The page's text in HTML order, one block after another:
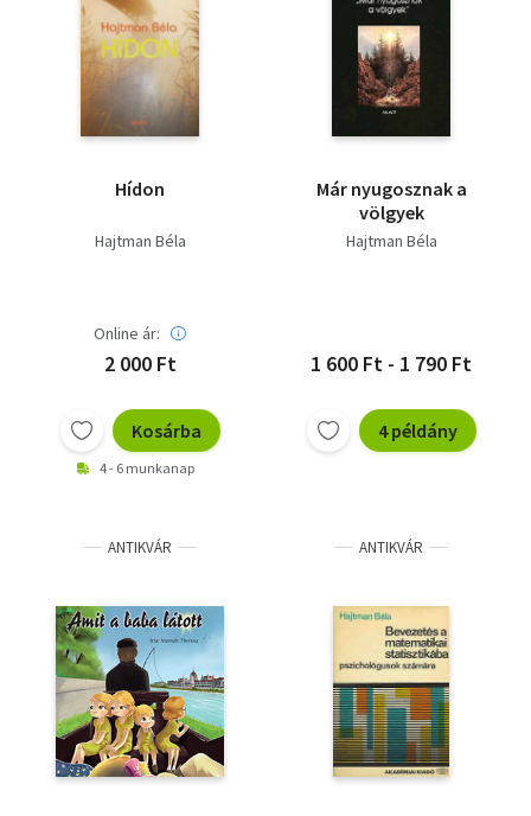
Hídon
Hajtman Béla
Online ár:
2 000 Ft
Kosárba
4 - 6 munkanap
Már nyugosznak a
völgyek
Hajtman Béla
1 600 Ft - 1 790 Ft
4 példány
ANTIKVÁR ANTIKVÁR